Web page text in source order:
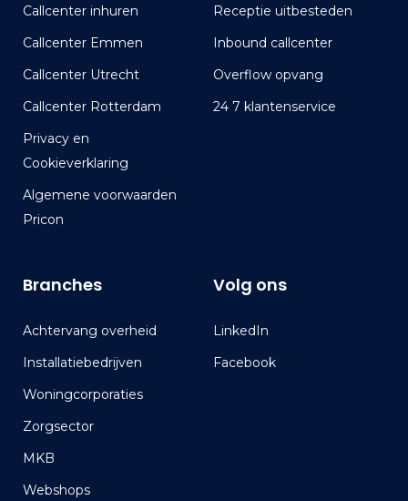
Callcenter inhuren
Callcenter Emmen
Callcenter Utrecht
Callcenter Rotterdam
Privacy en
Cookieverklaring
Algemene voorwaarden
Pricon
Receptie uitbesteden
Inbound callcenter
Overflow opvang
24 7 klantenservice
Branches
Achtervang overheid
Installatiebedrijven
Woningcorporaties
Zorgsector
MKB
Webshops
Volg ons
LinkedIn
Facebook